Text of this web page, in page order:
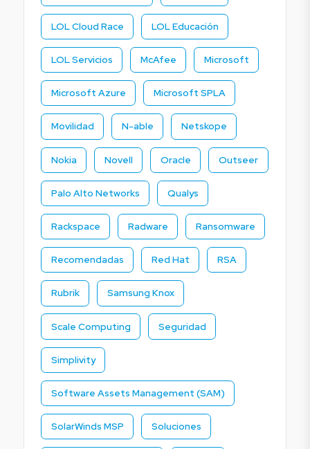
LOL Cloud Race LOL Educación
LOL Servicios McAfee Microsoft
Microsoft Azure Microsoft SPLA
Movilidad N-able Netskope
Nokia Novell Oracle Outseer
Palo Alto Networks Qualys
Rackspace Radware Ransomware
Recomendadas Red Hat RSA
Rubrik Samsung Knox
Scale Computing Seguridad
Simplivity
Software Assets Management (SAM)
SolarWinds MSP Soluciones